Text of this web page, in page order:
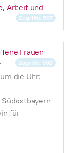
Arbeit und
Zugriffe: 567
Frauen
Zugriffe: 502
die Uhr:
für